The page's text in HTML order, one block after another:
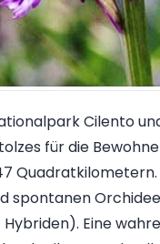
Cilento
für die
Quadratkilometern.
Eine